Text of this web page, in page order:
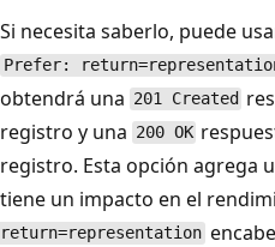
Si necesita saberlo, puede
Prefer:
obtendrá una 201 Created
registro y una 200 OK
registro. Esta opción agrega
tiene un impacto en el
return=representation